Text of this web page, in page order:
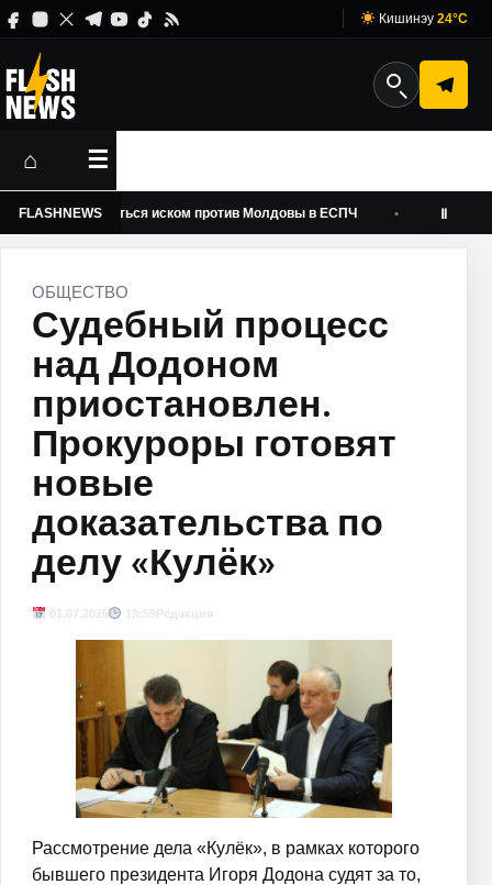
Кишинэу 24°C
⌂ ☰
FLASHNEWS
обернуться иском против Молдовы в ЕСПЧ Мелания
Ⅱ
ОБЩЕСТВО
Судебный процесс
над Додоном
приостановлен.
Прокуроры готовят
новые
доказательства по
делу «Кулёк»
01.07.2026 13:59Редакция
Рассмотрение дела «Кулёк», в рамках которого
бывшего президента Игоря Додона судят за то,